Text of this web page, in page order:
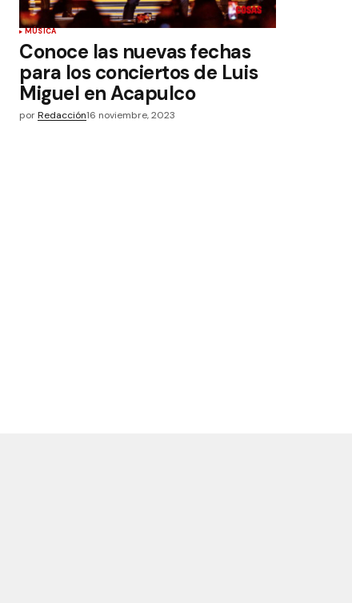
MÚSICA
Conoce las nuevas fechas
para los conciertos de Luis
Miguel en Acapulco
porRedacción16 noviembre, 2023